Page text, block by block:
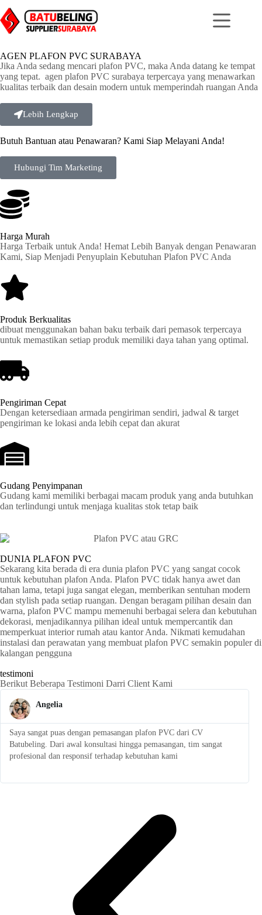
AGEN PLAFON PVC SURABAYA
Jika Anda sedang mencari plafon PVC, maka Anda datang ke tempat
yang tepat. agen plafon PVC surabaya terpercaya yang menawarkan
kualitas terbaik dan desain modern untuk memperindah ruangan Anda
Lebih Lengkap
Butuh Bantuan atau Penawaran? Kami Siap Melayani Anda!
Hubungi Tim Marketing
Harga Murah
Harga Terbaik untuk Anda! Hemat Lebih Banyak dengan Penawaran
Kami, Siap Menjadi Penyuplain Kebutuhan Plafon PVC Anda
Produk Berkualitas
dibuat menggunakan bahan baku terbaik dari pemasok terpercaya
untuk memastikan setiap produk memiliki daya tahan yang optimal.
Pengiriman Cepat
Dengan ketersediaan armada pengiriman sendiri, jadwal & target
pengiriman ke lokasi anda lebih cepat dan akurat
Gudang Penyimpanan
Gudang kami memiliki berbagai macam produk yang anda butuhkan
dan terlindungi untuk menjaga kualitas stok tetap baik
DUNIA PLAFON PVC
Sekarang kita berada di era dunia plafon PVC yang sangat cocok
untuk kebutuhan plafon Anda. Plafon PVC tidak hanya awet dan
tahan lama, tetapi juga sangat elegan, memberikan sentuhan modern
dan stylish pada setiap ruangan. Dengan beragam pilihan desain dan
warna, plafon PVC mampu memenuhi berbagai selera dan kebutuhan
dekorasi, menjadikannya pilihan ideal untuk mempercantik dan
memperkuat interior rumah atau kantor Anda. Nikmati kemudahan
instalasi dan perawatan yang membuat plafon PVC semakin populer di
kalangan pengguna
testimoni
Berikut Beberapa Testimoni Darri Client Kami
Angelia
Saya sangat puas dengan pemasangan plafon PVC dari CV
Batubeling. Dari awal konsultasi hingga pemasangan, tim sangat
profesional dan responsif terhadap kebutuhan kami